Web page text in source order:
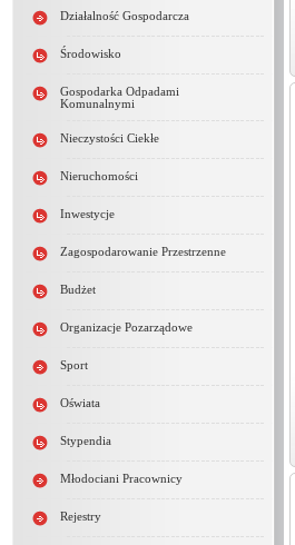
Działalność Gospodarcza
Środowisko
Gospodarka Odpadami
Komunalnymi
Nieczystości Ciekłe
Nieruchomości
Inwestycje
Zagospodarowanie Przestrzenne
Budżet
Organizacje Pozarządowe
Sport
Oświata
Stypendia
Młodociani Pracownicy
Rejestry